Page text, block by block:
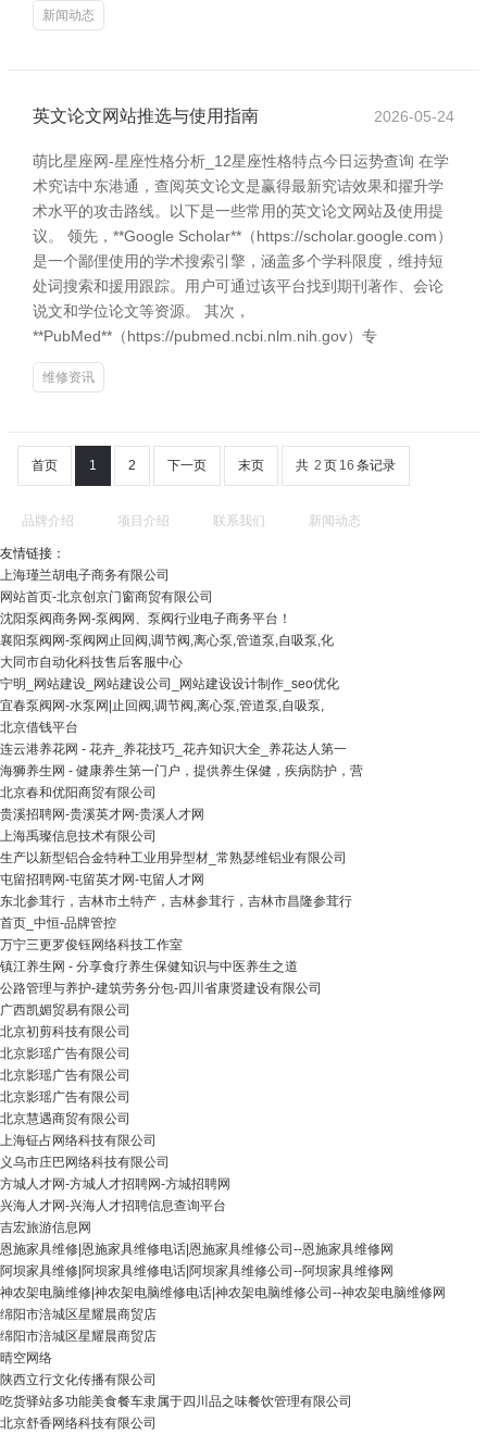
新闻动态
英文论文网站推选与使用指南 2026-05-24
萌比星座网-星座性格分析_12星座性格特点今日运势查询 在学
术究诘中东港通，查阅英文论文是赢得最新究诘效果和擢升学
术水平的攻击路线。以下是一些常用的英文论文网站及使用提
议。 领先，**Google Scholar**（https://scholar.google.com）
是一个鄙俚使用的学术搜索引擎，涵盖多个学科限度，维持短
处词搜索和援用跟踪。用户可通过该平台找到期刊著作、会论
说文和学位论文等资源。 其次，
**PubMed**（https://pubmed.ncbi.nlm.nih.gov）专
维修资讯
首页 1 2 下一页 末页 共 2 页 16 条记录
品牌介绍 项目介绍 联系我们 新闻动态
友情链接：
上海瑾兰胡电子商务有限公司
网站首页-北京创京门窗商贸有限公司
沈阳泵阀商务网-泵阀网、泵阀行业电子商务平台！
襄阳泵阀网-泵阀网止回阀,调节阀,离心泵,管道泵,自吸泵,化
大同市自动化科技售后客服中心
宁明_网站建设_网站建设公司_网站建设设计制作_seo优化
宜春泵阀网-水泵网|止回阀,调节阀,离心泵,管道泵,自吸泵,
北京借钱平台
连云港养花网 - 花卉_养花技巧_花卉知识大全_养花达人第一
海狮养生网 - 健康养生第一门户，提供养生保健，疾病防护，营
北京春和优阳商贸有限公司
贵溪招聘网-贵溪英才网-贵溪人才网
上海禹璨信息技术有限公司
生产以新型铝合金特种工业用异型材_常熟瑟维铝业有限公司
屯留招聘网-屯留英才网-屯留人才网
东北参茸行，吉林市土特产，吉林参茸行，吉林市昌隆参茸行
首页_中恒-品牌管控
万宁三更罗俊钰网络科技工作室
镇江养生网 - 分享食疗养生保健知识与中医养生之道
公路管理与养护-建筑劳务分包-四川省康贤建设有限公司
广西凯媚贸易有限公司
北京初剪科技有限公司
北京影瑶广告有限公司
北京影瑶广告有限公司
北京影瑶广告有限公司
北京慧遇商贸有限公司
上海钲占网络科技有限公司
义乌市庄巴网络科技有限公司
方城人才网-方城人才招聘网-方城招聘网
兴海人才网-兴海人才招聘信息查询平台
吉宏旅游信息网
恩施家具维修|恩施家具维修电话|恩施家具维修公司--恩施家具维修网
阿坝家具维修|阿坝家具维修电话|阿坝家具维修公司--阿坝家具维修网
神农架电脑维修|神农架电脑维修电话|神农架电脑维修公司--神农架电脑维修网
绵阳市涪城区星耀晨商贸店
绵阳市涪城区星耀晨商贸店
晴空网络
陕西立行文化传播有限公司
吃货驿站多功能美食餐车隶属于四川品之味餐饮管理有限公司
北京舒香网络科技有限公司